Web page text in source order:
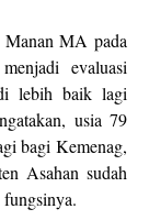
MA pada
evaluasi
lebih baik lagi
usia 79
bagi Kemenag,
Asahan sudah
fungsinya.